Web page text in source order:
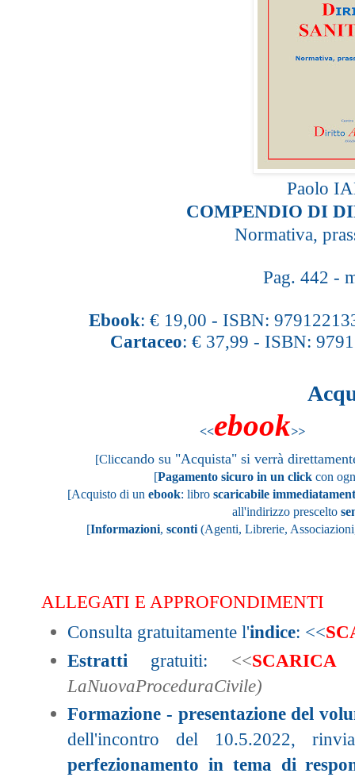
Paolo
COMPENDIO DI
Normativa,
Pag. 442 -
Ebook: € 19,00 - ISBN:
Cartaceo: € 37,99 - ISBN:
<<ebook
[Cliccando su "Acquista" si verrà
[Pagamento sicuro in un click con
[Acquisto di un ebook: libro scaricabile
all'indirizzo prescelto
[Informazioni, sconti (Agenti, Librerie,
ALLEGATI E APPROFONDIMENTI
Consulta gratuitamente l'indice: <<
Estratti gratuiti: <<SCARICA
LaNuovaProceduraCivile)
Formazione - presentazione del
dell'incontro del 10.5.2022,
perfezionamento in tema di